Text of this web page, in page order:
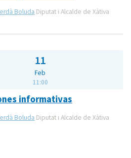
Boluda Diputat i Alcalde de Xàtiva
11
Feb
11:00
informativas
Boluda Diputat i Alcalde de Xàtiva